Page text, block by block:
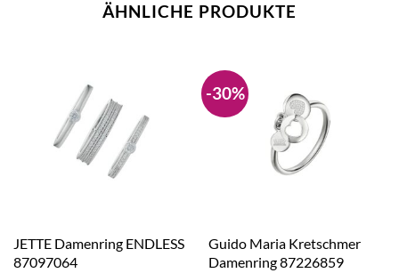
ÄHNLICHE PRODUKTE
JETTE Damenring ENDLESS
87097064
-30%
Guido Maria Kretschmer
Damenring 87226859